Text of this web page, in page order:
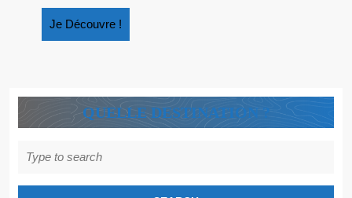
Je Découvre !
Découvre
QUELLE DESTINATION ?
for: